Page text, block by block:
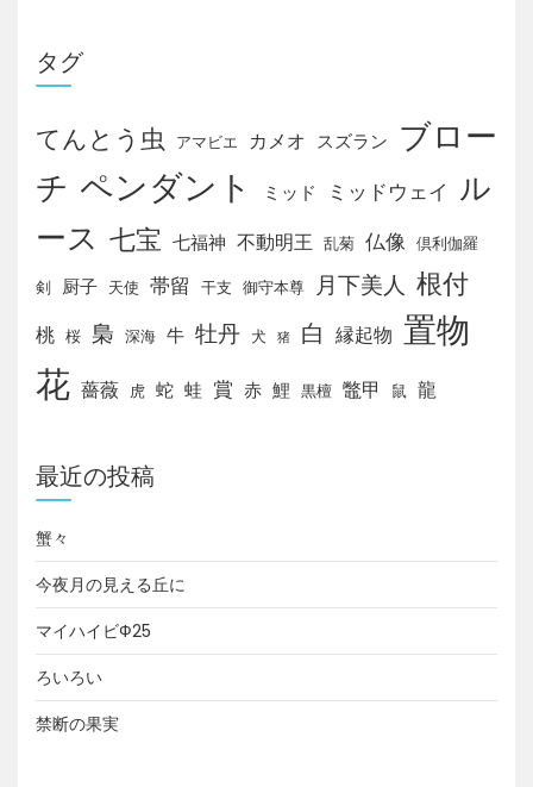
タグ
てんとう虫 アマビエ カメオ スズラン ブロー
チ ペンダント ミッド ミッドウェイ ル
ース 七宝 七福神 不動明王 乱菊 仏像 倶利伽羅
剣 厨子 天使 帯留 干支 御守本尊 月下美人 根付
桃 桜 梟 深海 牛 牡丹 犬 猪 白 縁起物 置物
花 薔薇 虎 蛇 蛙 賞 赤 鯉 黒檀 鼈甲 鼠 龍
最近の投稿
蟹々
今夜月の見える丘に
マイハイビФ25
ろいろい
禁断の果実